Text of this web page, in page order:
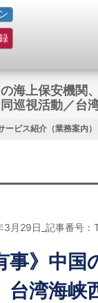
の海上保安機関
同巡視活動／台
ービス紹介（業務案内）
3月29日_記事番号
事》中国
台湾海峡